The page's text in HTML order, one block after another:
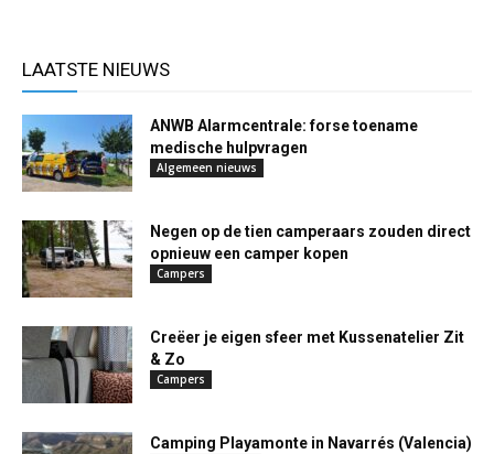
LAATSTE NIEUWS
ANWB Alarmcentrale: forse toename
medische hulpvragen
Algemeen nieuws
Negen op de tien camperaars zouden direct
opnieuw een camper kopen
Campers
Creëer je eigen sfeer met Kussenatelier Zit
& Zo
Campers
Camping Playamonte in Navarrés (Valencia)